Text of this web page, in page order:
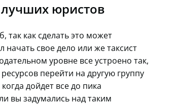
юристов
так как сделать это может
свое дело или же таксист
уровне все устроено так,
перейти на другую группу
дойдет все до пика
вы задумались над таким